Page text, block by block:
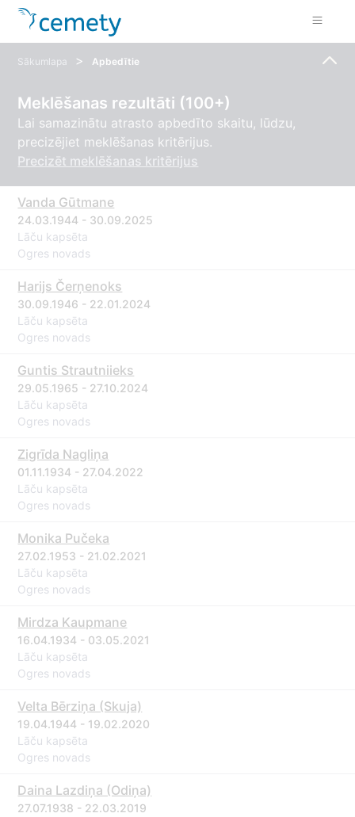
Sākumlapa > Apbedītie
Meklēšanas rezultāti (100+)
Lai samazinātu atrasto apbedīto skaitu, lūdzu,
precizējiet meklēšanas kritērijus.
Precizēt meklēšanas kritērijus
Vanda Gūtmane
24.03.1944 - 30.09.2025
Lāču kapsēta
Ogres novads
Harijs Čerņenoks
30.09.1946 - 22.01.2024
Lāču kapsēta
Ogres novads
Guntis Strautniieks
29.05.1965 - 27.10.2024
Lāču kapsēta
Ogres novads
Zigrīda Nagliņa
01.11.1934 - 27.04.2022
Lāču kapsēta
Ogres novads
Monika Pučeka
27.02.1953 - 21.02.2021
Lāču kapsēta
Ogres novads
Mirdza Kaupmane
16.04.1934 - 03.05.2021
Lāču kapsēta
Ogres novads
Velta Bērziņa (Skuja)
19.04.1944 - 19.02.2020
Lāču kapsēta
Ogres novads
Daina Lazdiņa (Odiņa)
27.07.1938 - 22.03.2019